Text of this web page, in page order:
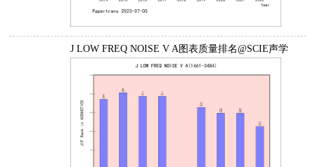
J LOW FREQ NOISE V A图表质量排名@SCIE声学